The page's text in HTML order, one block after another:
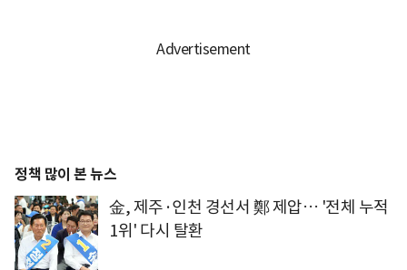
정책 많이 본 뉴스
金, 제주·인천 경선서 鄭 제압… '전체 누적
1위' 다시 탈환